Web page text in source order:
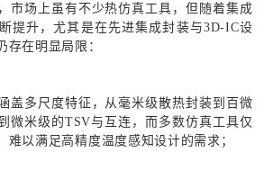
市场上虽有不少热仿真工具，但随着集成
提升，尤其是在先进集成封装与3D-IC设
存在明显局限：
盖多尺度特征，从毫米级散热封装到百微
微米级的TSV与互连，而多数仿真工具仅
难以满足高精度温度感知设计的需求；